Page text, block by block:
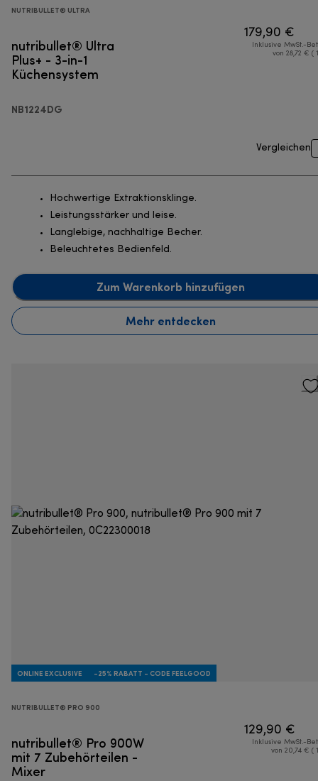
NUTRIBULLET® ULTRA
nutribullet® Ultra
Plus+ - 3-in-1
Küchensystem
NB1224DG
179,90 €
Inklusive MwSt.-
von 28,72 € (
Vergleichen
Hochwertige Extraktionsklinge.
Leistungsstärker und leise.
Langlebige, nachhaltige Becher.
Beleuchtetes Bedienfeld.
Zum Warenkorb hinzufügen
Mehr entdecken
ONLINE EXCLUSIVE -25% RABATT - CODE FEELGOOD
NUTRIBULLET® PRO 900
nutribullet® Pro 900W
mit 7 Zubehörteilen -
Mixer
129,90 €
Inklusive MwSt.-
von 20,74 € (